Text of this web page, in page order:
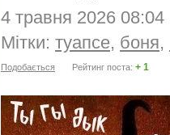
4 травня 2026
Мітки: туапсе, боня,
Подобається Рейтинг поста: + 1